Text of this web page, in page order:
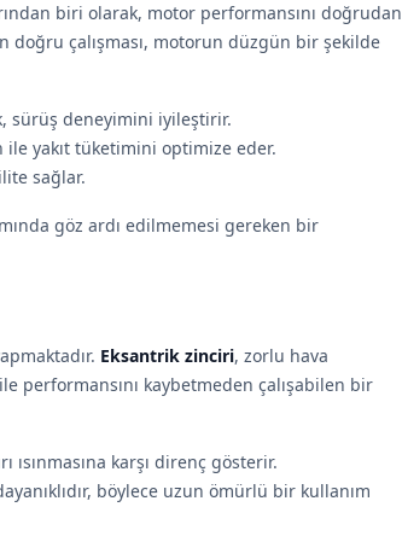
biri olarak, motor performansını doğrudan
doğru çalışması, motorun düzgün bir şekilde
sürüş deneyimini iyileştirir.
ile yakıt tüketimini optimize eder.
sağlar.
göz ardı edilmemesi gereken bir
Eksantrik zinciri, zorlu hava
performansını kaybetmeden çalışabilen bir
ısınmasına karşı direnç gösterir.
böylece uzun ömürlü bir kullanım